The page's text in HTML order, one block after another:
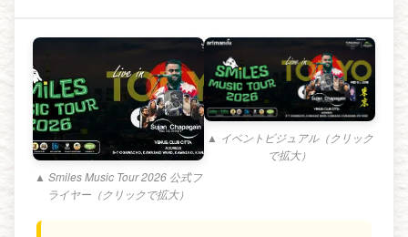
▲ Smiles Music Tour 2026 公式フ
ライヤー（クリックで拡大）
▲ イベントビジュアル（クリック
で拡大）